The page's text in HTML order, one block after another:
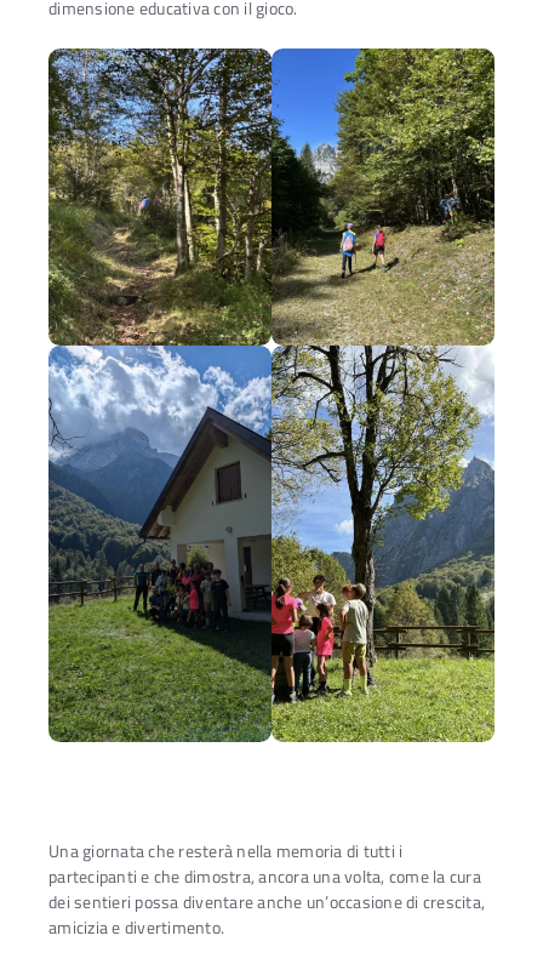
dimensione educativa con il gioco.
Una giornata che resterà nella memoria di tutti i
partecipanti e che dimostra, ancora una volta, come la cura
dei sentieri possa diventare anche un’occasione di crescita,
amicizia e divertimento.